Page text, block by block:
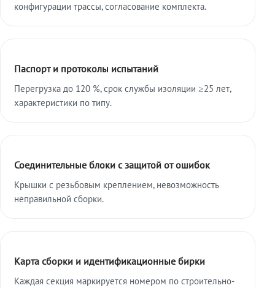
конфигурации трассы, согласование комплекта.
Паспорт и протоколы испытаний
Перегрузка до 120 %, срок службы изоляции ≥25 лет,
характеристики по типу.
Соединительные блоки с защитой от ошибок
Крышки с резьбовым креплением, невозможность
неправильной сборки.
Карта сборки и идентификационные бирки
Каждая секция маркируется номером по строительно-